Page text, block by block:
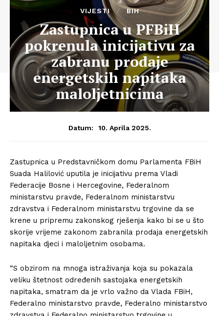
VIJESTI BIH
Zastupnica u PFBiH
pokrenula inicijativu za
zabranu prodaje
energetskih napitaka
maloljetnicima
Datum: 10. Aprila 2025.
Zastupnica u Predstavničkom domu Parlamenta FBiH
Suada Halilović uputila je inicijativu prema Vladi
Federacije Bosne i Hercegovine, Federalnom
ministarstvu pravde, Federalnom ministarstvu
zdravstva i Federalnom ministarstvu trgovine da se
krene u pripremu zakonskog rješenja kako bi se u što
skorije vrijeme zakonom zabranila prodaja energetskih
napitaka djeci i maloljetnim osobama.
“S obzirom na mnoga istraživanja koja su pokazala
veliku štetnost određenih sastojaka energetskih
napitaka, smatram da je vrlo važno da Vlada FBiH,
Federalno ministarstvo pravde, Federalno ministarstvo